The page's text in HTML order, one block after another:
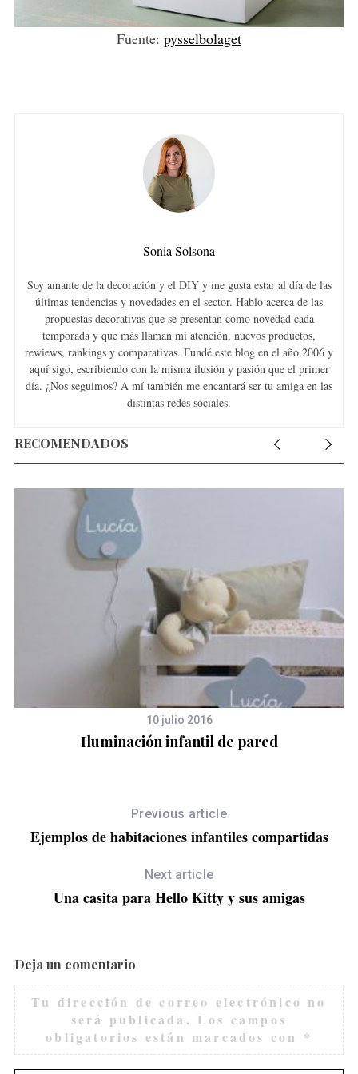
Fuente: pysselbolaget
Sonia Solsona
Soy amante de la decoración y el DIY y me gusta estar al día de las
últimas tendencias y novedades en el sector. Hablo acerca de las
propuestas decorativas que se presentan como novedad cada
temporada y que más llaman mi atención, nuevos productos,
rewiews, rankings y comparativas. Fundé este blog en el año 2006 y
aquí sigo, escribiendo con la misma ilusión y pasión que el primer
día. ¿Nos seguimos? A mí también me encantará ser tu amiga en las
distintas redes sociales.
RECOMENDADOS
10 julio 2016
Iluminación infantil de pared
Previous article
Ejemplos de habitaciones infantiles compartidas
Next article
Una casita para Hello Kitty y sus amigas
Deja un comentario
Tu dirección de correo electrónico no
será publicada. Los campos
obligatorios están marcados con *
e
a
r